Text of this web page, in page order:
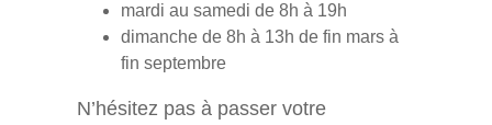
mardi au samedi de 8h à 19h
dimanche de 8h à 13h de fin mars à
fin septembre
N’hésitez pas à passer votre